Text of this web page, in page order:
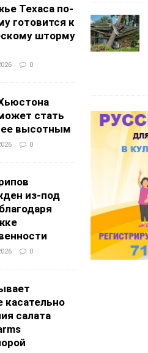
Техаса по-
готовится к
шторму
0
стать
высотным
0
из-под
0
касательно
салата